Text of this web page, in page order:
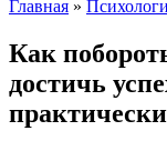
Главная »
Как
достичь